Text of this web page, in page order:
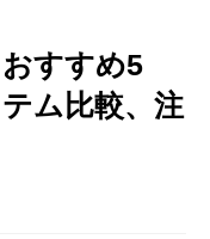
おすすめ5
ム比較、注